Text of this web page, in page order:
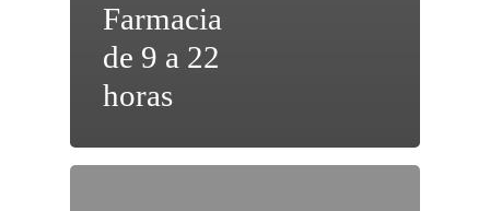
Farmacia
de 9 a 22
horas